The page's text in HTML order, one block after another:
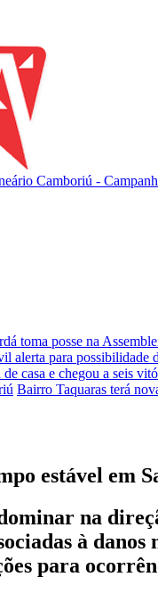
toma posse na
alerta para possibilidade
casa e chegou a seis
Bairro Taquaras terá
estável em
na
à
para